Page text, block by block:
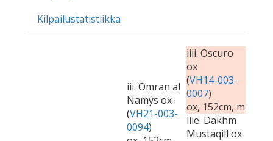
Kilpailustatistiikka
iii. Omran al
Namys ox
(VH21-003-
0094)
iiii. Oscuro
ox
(VH14-003-
0007)
ox, 152cm, m
iiie. Dakhm
Mustaqill ox